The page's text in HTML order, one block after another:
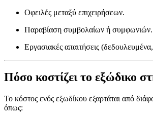
Οφειλές μεταξύ επιχειρήσεων.
Παραβίαση συμβολαίων ή συμφωνιών.
Εργασιακές απαιτήσεις
Πόσο κοστίζει το εξώδικο
Το κόστος ενός εξωδίκου εξαρτάται από
όπως: